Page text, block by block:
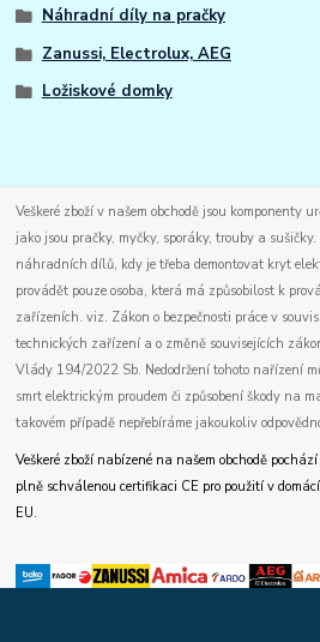
Náhradní díly na pračky
Zanussi, Electrolux, AEG
Ložiskové domky
Veškeré zboží v našem obchodě jsou komponenty
jako jsou pračky, myčky, sporáky, trouby a
náhradních dílů, kdy je třeba demontovat kryt
provádět pouze osoba, která má způsobilost k
zařízeních. viz. Zákon o bezpečnosti práce v
technických zařízení a o změně souvisejících
Vlády 194/2022 Sb. Nedodržení tohoto nařízení
smrt elektrickým proudem či způsobení škody na
takovém případě nepřebíráme jakoukoliv
Veškeré zboží nabízené na našem obchodě
plně schválenou certifikaci CE pro použití v
EU.